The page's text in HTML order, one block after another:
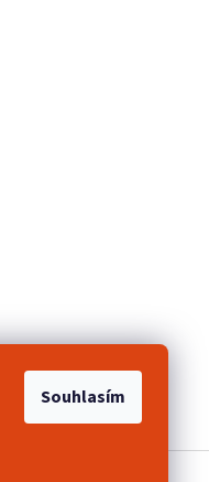
Souhlasím
akce 2+1 zdarma